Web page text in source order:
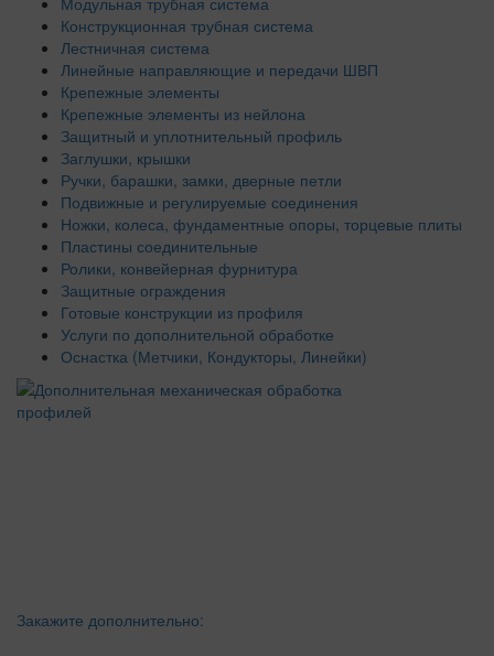
Конструкционная трубная система
Лестничная система
Линейные направляющие и передачи ШВП
Крепежные элементы
Крепежные элементы из нейлона
Защитный и уплотнительный профиль
Заглушки, крышки
Ручки, барашки, замки, дверные петли
Подвижные и регулируемые соединения
Ножки, колеса, фундаментные опоры, торцевые плиты
Пластины соединительные
Ролики, конвейерная фурнитура
Защитные ограждения
Готовые конструкции из профиля
Услуги по дополнительной обработке
Оснастка (Метчики, Кондукторы, Линейки)
Закажите дополнительно: